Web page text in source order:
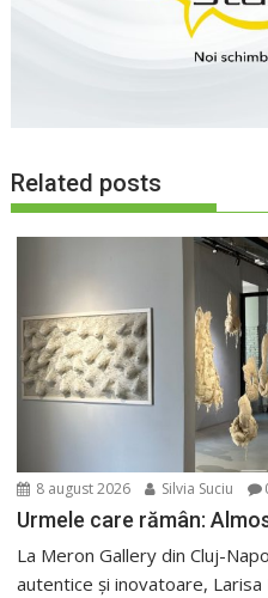
Related posts
8 august 2026 Silvia Suciu
Urmele care rămân:
La Meron Gallery din Cluj-
autentice și inovatoare, Larisa